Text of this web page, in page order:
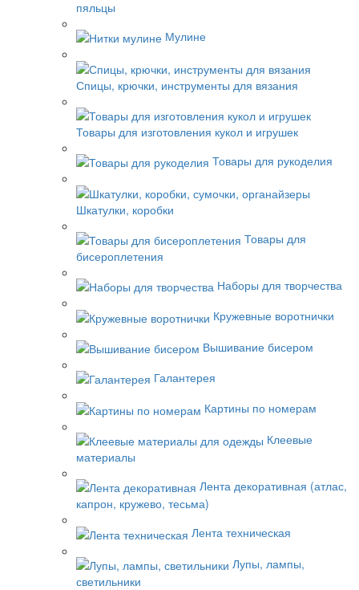
пяльцы
Мулине
Спицы, крючки, инструменты для вязания
Товары для изготовления кукол и игрушек
Товары для рукоделия
Шкатулки, коробки
Товары для
бисероплетения
Наборы для творчества
Кружевные воротнички
Вышивание бисером
Галантерея
Картины по номерам
Клеевые
материалы
Лента декоративная (атлас,
капрон, кружево, тесьма)
Лента техническая
Лупы, лампы,
светильники